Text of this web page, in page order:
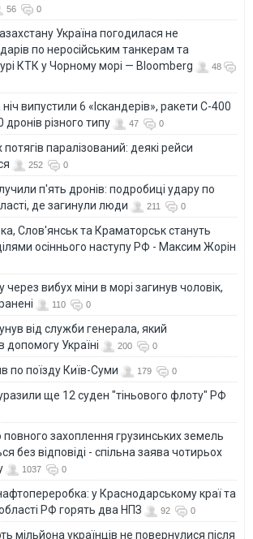
56 0
Україна погодилася не
по неросійським танкерам та
КТК у Чорному морі — Bloomberg
48
випустили 6 «Іскандерів», ракети С-400
різного типу
47 0
потягів паралізований: деякі рейси
252 0
п'ять дронів: подробиці удару по
де загинули люди
211 0
Слов'янськ та Краматорськ стануть
осіннього наступу РФ - Максим Жорін
вибух міни в морі загинув чоловік,
110 0
від служби генерала, який
допомогу Україні
200 0
по поїзду Київ-Суми 179 0
ще 12 суден "тіньового флоту" РФ
захоплення грузинських земель
без відповіді - спільна заява чотирьох
1037 0
у Краснодарському краї та
РФ горять два НПЗ
92 0
мільйона українців не повернулися після